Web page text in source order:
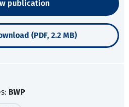
publication
(PDF, 2.2 MB)
BWP